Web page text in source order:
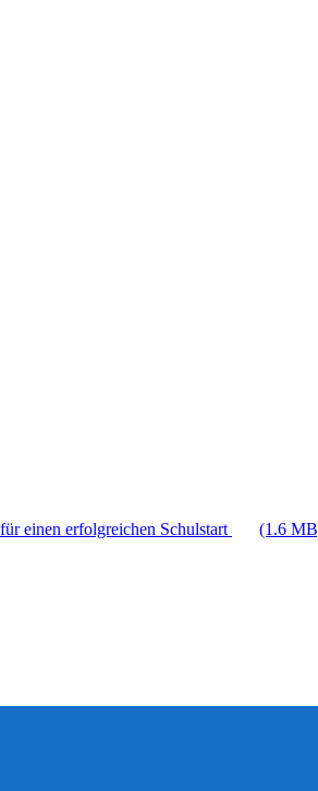
einen erfolgreichen Schulstart
(1.6